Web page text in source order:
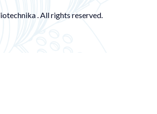
. All rights reserved.